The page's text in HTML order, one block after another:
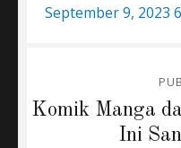
Posted
September 9, 2023
navigation
Komik Manga
Ini